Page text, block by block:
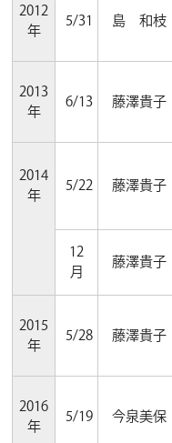
2012
年
5/31 島 和枝
2013
年
6/13 藤澤貴子
2014
年
5/22 藤澤貴子
12
月
藤澤貴子
2015
年
5/28 藤澤貴子
2016
年
5/19 今泉美保